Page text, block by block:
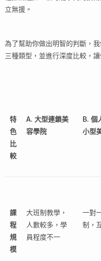
立無援。
為了幫助你做出明智的判斷，
三種類型，並進行深度比較，
特
色
比
較
A. 大型連鎖美
容學院
B. 個
小型
課
程
規
模
大班制教學，
人數較多，學
員程度不一
一對
制，